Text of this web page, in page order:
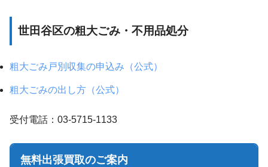
世田谷区の粗大ごみ・不用品処分
粗大ごみ戸別収集の申込み（公式）
粗大ごみの出し方（公式）
受付電話：03-5715-1133
無料出張買取のご案内